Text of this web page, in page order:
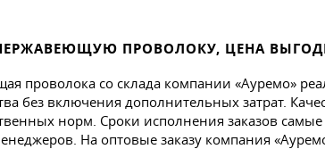
ПРОВОЛОКУ, ЦЕНА
проволока со склада компании «Ауремо»
без включения дополнительных затрат.
норм. Сроки исполнения заказов
На оптовые заказу компания